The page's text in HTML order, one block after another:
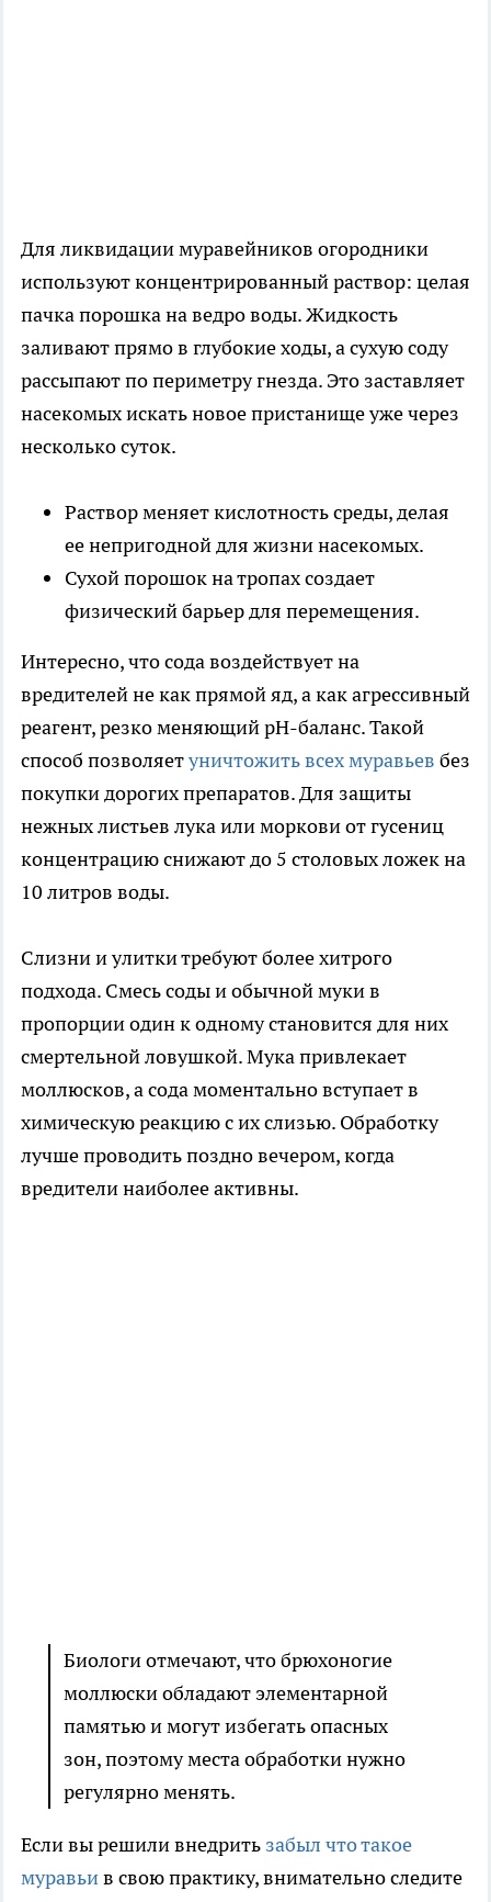
Для ликвидации муравейников огородники
используют концентрированный раствор: целая
пачка порошка на ведро воды. Жидкость
заливают прямо в глубокие ходы, а сухую соду
рассыпают по периметру гнезда. Это заставляет
насекомых искать новое пристанище уже через
несколько суток.
Раствор меняет кислотность среды, делая
ее непригодной для жизни насекомых.
Сухой порошок на тропах создает
физический барьер для перемещения.
Интересно, что сода воздействует на
вредителей не как прямой яд, а как агрессивный
реагент, резко меняющий pH-баланс. Такой
способ позволяетуничтожить всех муравьев без
покупки дорогих препаратов. Для защиты
нежных листьев лука или моркови от гусениц
концентрацию снижают до 5 столовых ложек на
10 литров воды.
Слизни и улитки требуют более хитрого
подхода. Смесь соды и обычной муки в
пропорции один к одному становится для них
смертельной ловушкой. Мука привлекает
моллюсков, а сода моментально вступает в
химическую реакцию с их слизью. Обработку
лучше проводить поздно вечером, когда
вредители наиболее активны.
Биологи отмечают, что брюхоногие
моллюски обладают элементарной
памятью и могут избегать опасных
зон, поэтому места обработки нужно
регулярно менять.
Если вы решили внедрить забыл что такое
муравьив свою практику, внимательно следите